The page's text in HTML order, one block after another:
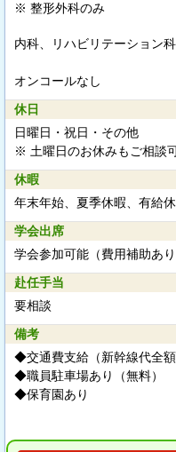
※ 整形外科のみ
内科、リハビリテーション
オンコールなし
休日
日曜日・祝日・その他
※ 土曜日のお休みもご相談
休暇
年末年始、夏季休暇、有給
学会出席
学会参加可能（費用補助あり
赴任手当
要相談
備考
◆交通費支給（新幹線代全額
◆職員駐車場あり（無料）
◆保育園あり